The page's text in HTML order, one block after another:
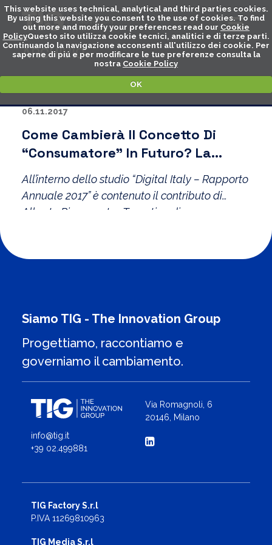
This website uses technical, analytical and third parties cookies.
By using this website you consent to the use of cookies. To find
out more and modify your preferences read our Cookie
PolicyQuesto sito utilizza cookie tecnici, analitici e di terze parti.
Continuando la navigazione acconsenti all'utilizzo dei cookie. Per
saperne di piú e per modificare le tue preferenze consulta la
nostra Cookie Policy
OK
ARCHIVIO
06.11.2017
Come Cambierà Il Concetto Di
“consumatore” In Futuro? La
Parola Ad Alberto Pirrone E Ivo
Tarantino
All’interno dello studio “Digital Italy – Rapporto
Annuale 2017” è contenuto il contributo di
Alberto Pirrone e Ivo Tarantino di
Siamo TIG - The Innovation Group
Progettiamo, raccontiamo e
governiamo il cambiamento.
info@tig.it
+39 02.499881
Via Romagnoli, 6
20146, Milano
TIG Factory S.r.l
P.IVA 11269810963
TIG Media S.r.l